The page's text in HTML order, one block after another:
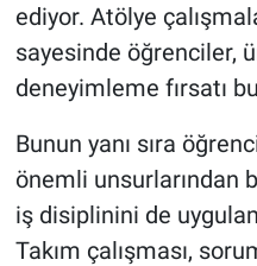
ediyor. Atölye
sayesinde öğrenciler,
deneyimleme fırsatı
Bunun yanı sıra
önemli unsurlarından
iş disiplinini de
Takım çalışması,